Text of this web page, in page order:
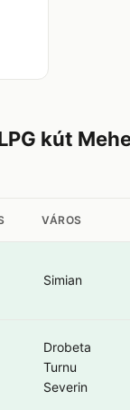
kút
VÁROS
Simian
Drobeta
Turnu
Severin